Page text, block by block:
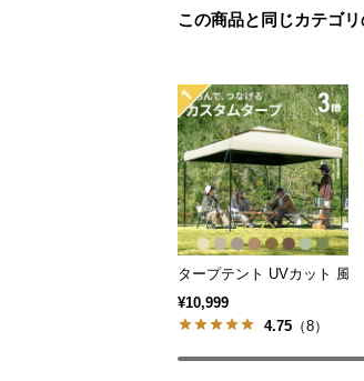
わずか数分で組み
ャンプを楽しむこ
この商品と同じカテゴ
タープテント UVカット 風
¥10,999
4.75 （8）